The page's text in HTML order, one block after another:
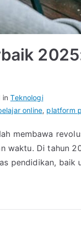
inTeknologi
online, platform
membawa
waktu. Di tahun
pendidikan,